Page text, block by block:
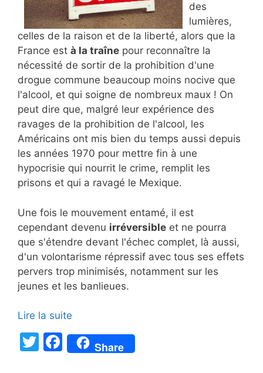
des
lumières,
celles de la raison et de la liberté, alors que la
France est à la traîne pour reconnaître la
nécessité de sortir de la prohibition d'une
drogue commune beaucoup moins nocive que
l'alcool, et qui soigne de nombreux maux ! On
peut dire que, malgré leur expérience des
ravages de la prohibition de l'alcool, les
Américains ont mis bien du temps aussi depuis
les années 1970 pour mettre fin à une
hypocrisie qui nourrit le crime, remplit les
prisons et qui a ravagé le Mexique.
Une fois le mouvement entamé, il est
cependant devenu irréversible et ne pourra
que s'étendre devant l'échec complet, là aussi,
d'un volontarisme répressif avec tous ses effets
pervers trop minimisés, notamment sur les
jeunes et les banlieues.
Lire la suite
T
F
a
Share